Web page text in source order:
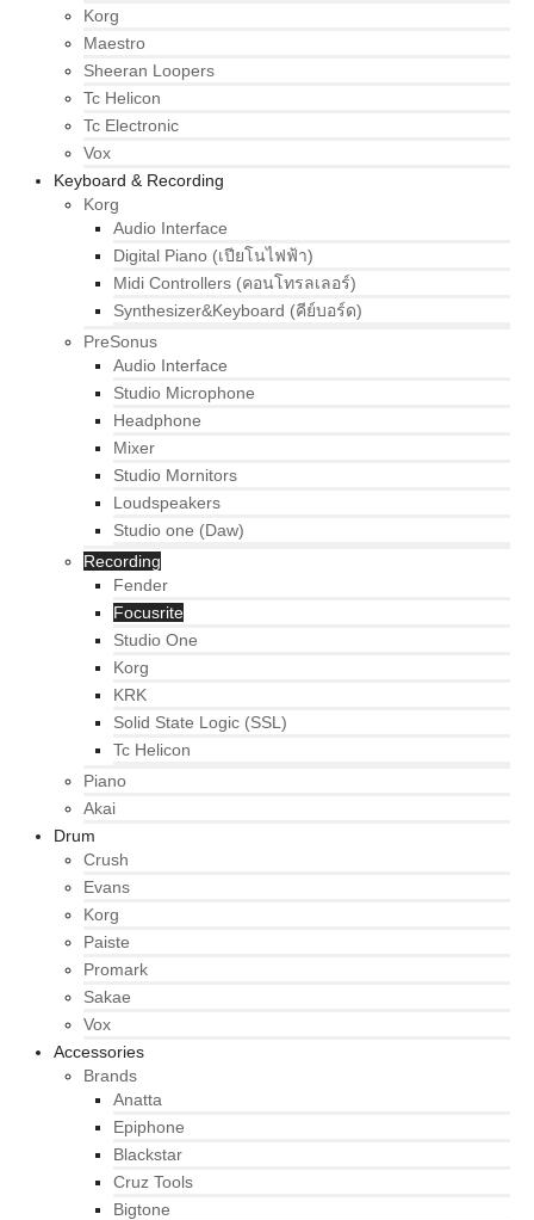
Korg
Maestro
Sheeran Loopers
Tc Helicon
Tc Electronic
Vox
Keyboard & Recording
Korg
Audio Interface
Digital Piano (เปียโนไฟฟ้า)
Midi Controllers (คอนโทรลเลอร์)
Synthesizer&Keyboard (คีย์บอร์ด)
PreSonus
Audio Interface
Studio Microphone
Headphone
Mixer
Studio Mornitors
Loudspeakers
Studio one (Daw)
Recording
Fender
Focusrite
Studio One
Korg
KRK
Solid State Logic (SSL)
Tc Helicon
Piano
Akai
Drum
Crush
Evans
Korg
Paiste
Promark
Sakae
Vox
Accessories
Brands
Anatta
Epiphone
Blackstar
Cruz Tools
Bigtone